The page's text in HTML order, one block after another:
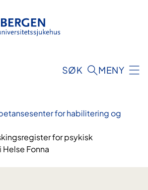
SØK MENY
for habilitering og
for psykisk
Fonna